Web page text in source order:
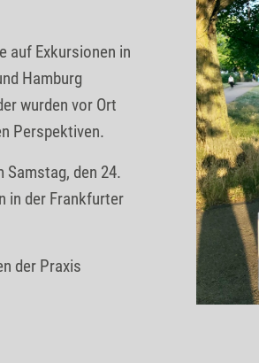
auf Exkursionen in
Hamburg
wurden vor Ort
Perspektiven.
Samstag, den 24.
in der Frankfurter
der Praxis